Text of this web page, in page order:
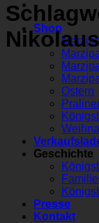
Shop
Ostern
Geschichte
Presse
Kontakt
Nikolaus